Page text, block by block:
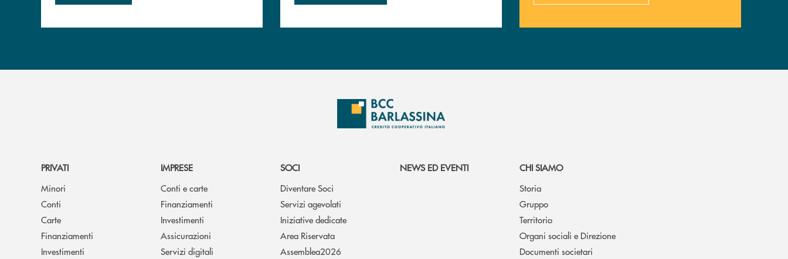
PRIVATI
Minori
Conti
Carte
Finanziamenti
Investimenti
IMPRESE
Conti e carte
Finanziamenti
Investimenti
Assicurazioni
Servizi digitali
SOCI
Diventare Soci
Servizi agevolati
Iniziative dedicate
Area Riservata
Assemblea2026
NEWS ED EVENTI
CHI SIAMO
Storia
Gruppo
Territorio
Organi sociali e Direzione
Documenti societari